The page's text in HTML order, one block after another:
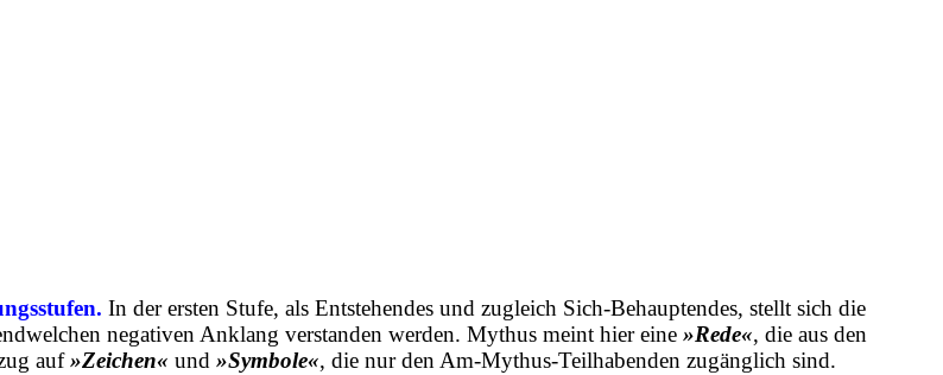
In der ersten Stufe, als Entstehendes und zugleich Sich-Behauptendes, stellt sich die
negativen Anklang verstanden werden. Mythus meint hier eine »Rede«, die aus den
auf»Zeichen« und »Symbole«, die nur den Am-Mythus-Teilhabenden zugänglich sind.